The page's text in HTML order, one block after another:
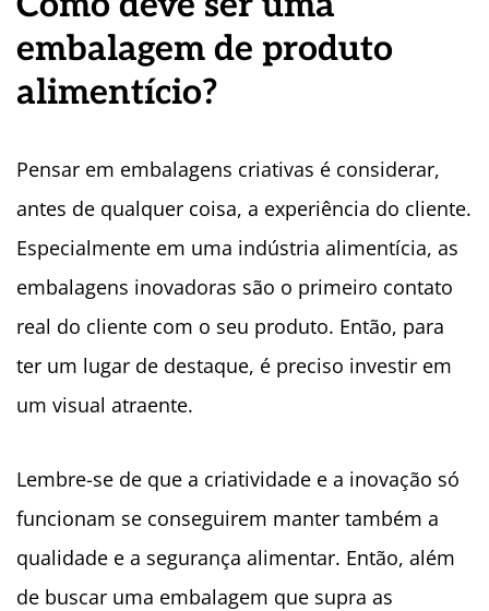
embalagem de produto
alimentício?
Pensar em embalagens criativas é considerar,
antes de qualquer coisa, a experiência do cliente.
Especialmente em uma indústria alimentícia, as
embalagens inovadoras são o primeiro contato
real do cliente com o seu produto. Então, para
ter um lugar de destaque, é preciso investir em
um visual atraente.
Lembre-se de que a criatividade e a inovação só
funcionam se conseguirem manter também a
qualidade e a segurança alimentar. Então, além
de buscar uma embalagem que supra as